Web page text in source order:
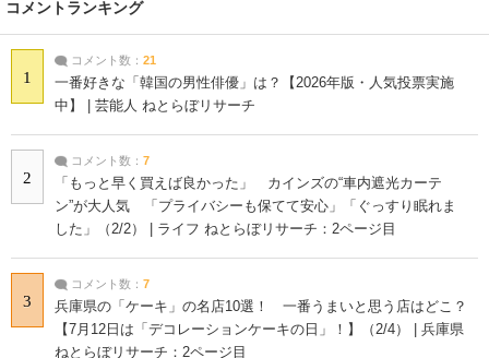
コメントランキング
1
コメント数： 21
一番好きな「韓国の男性俳優」は？【2026年版・人気投票実施
中】 | 芸能人 ねとらぼリサーチ
2
コメント数： 7
「もっと早く買えば良かった」 カインズの“車内遮光カーテ
ン”が大人気 「プライバシーも保てて安心」「ぐっすり眠れま
した」（2/2） | ライフ ねとらぼリサーチ：2ページ目
3
コメント数： 7
兵庫県の「ケーキ」の名店10選！ 一番うまいと思う店はどこ？
【7月12日は「デコレーションケーキの日」！】（2/4） | 兵庫県
ねとらぼリサーチ：2ページ目